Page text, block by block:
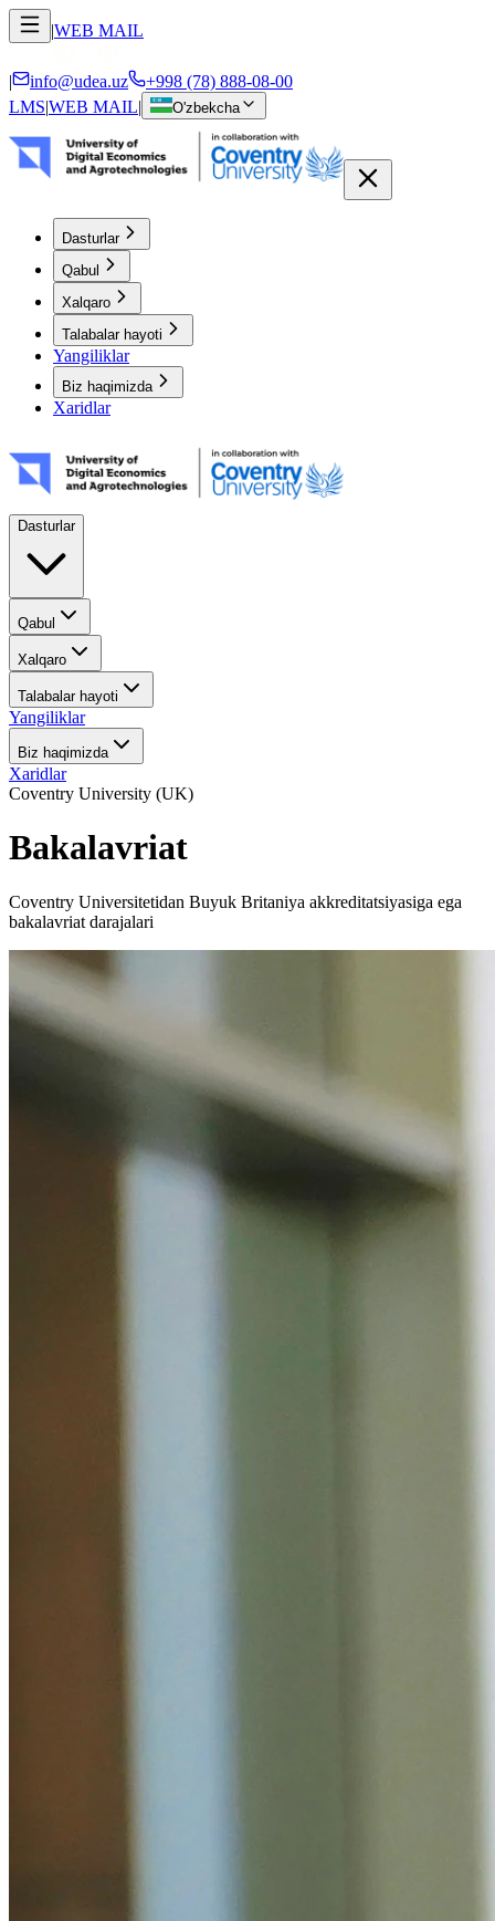
|WEB MAIL
| info@udea.uz
+998 (78) 888-08-00
LMS|WEB MAIL| O'zbekcha
Dasturlar
Qabul
Xalqaro
Talabalar hayoti
Yangiliklar
Biz haqimizda
Xaridlar
Dasturlar
Qabul
Xalqaro
Talabalar hayoti
Yangiliklar
Biz haqimizda
Xaridlar
Coventry University (UK)
Bakalavriat
Coventry Universitetidan Buyuk Britaniya akkreditatsiyasiga ega
bakalavriat darajalari